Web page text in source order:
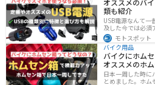
ましょう！
オススメのバ
類も紹介
USB電源なんて一
及した今では必須
けたいグッズです
源の種類や選び方
ので、ぜひ参考に
モトスポット
バイク用品
バイクにホム
オススメのホ
日本一周した時に
とめました。ホ